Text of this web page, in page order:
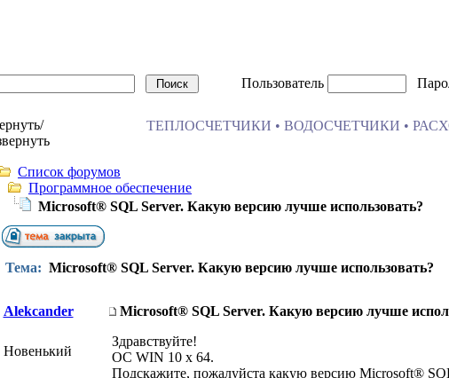
Пользователь
ТЕПЛОСЧЕТЧИКИ • ВОДОСЧЕТЧИКИ •
Список форумов
Программное обеспечение
Microsoft® SQL Server. Какую версию лучше использовать?
Тема: Microsoft® SQL Server. Какую версию лучше использовать?
Alekcander Microsoft® SQL Server. Какую версию лучше
Новенький
Здравствуйте!
ОС WIN 10 х 64.
Подскажите, пожалуйста какую версию Microsoft®